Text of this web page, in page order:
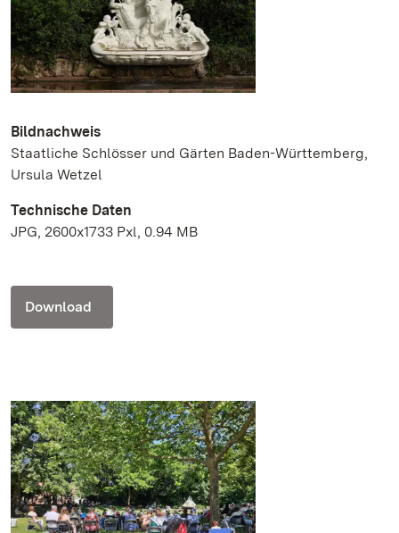
Bildnachweis
Staatliche Schlösser und Gärten Baden-Württemberg,
Ursula Wetzel
Technische Daten
JPG, 2600x1733 Pxl, 0.94 MB
Download